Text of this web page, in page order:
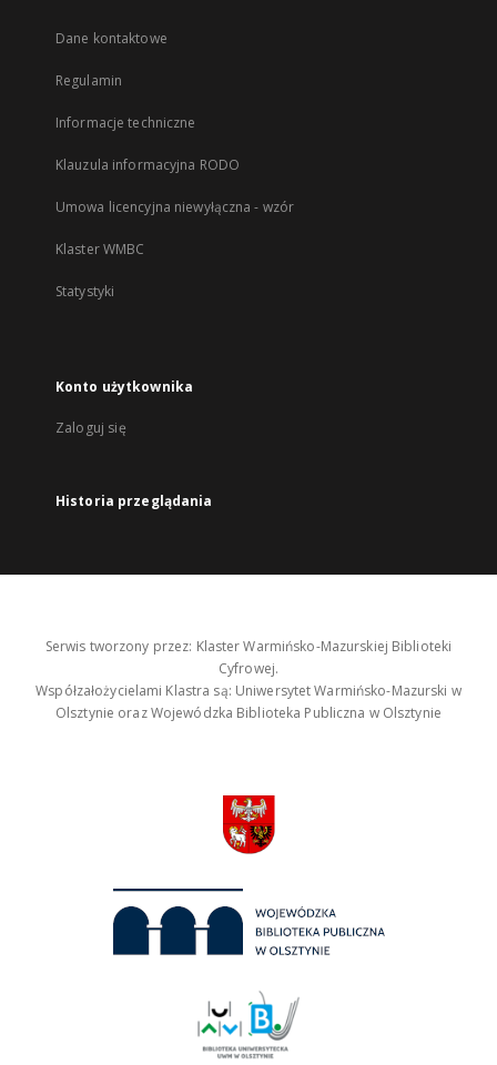
Dane kontaktowe
Regulamin
Informacje techniczne
Klauzula informacyjna RODO
Umowa licencyjna niewyłączna - wzór
Klaster WMBC
Statystyki
Konto użytkownika
Zaloguj się
Historia przeglądania
Serwis tworzony przez: Klaster Warmińsko-Mazurskiej Biblioteki
Cyfrowej.
Współzałożycielami Klastra są: Uniwersytet Warmińsko-Mazurski w
Olsztynie oraz Wojewódzka Biblioteka Publiczna w Olsztynie